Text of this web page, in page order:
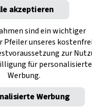
sind
herbstlichen
akzeptieren
sind ein wichtiger
unseres
zur
für personalisierte
Werbung.
Werbung